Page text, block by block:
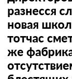
разнесся
новая
тотчас
же